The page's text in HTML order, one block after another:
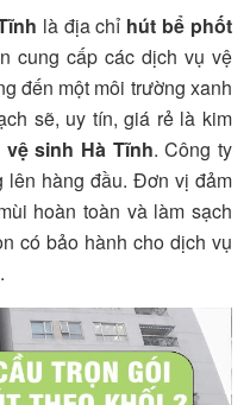
là địa chỉ hút bể phốt
cung cấp các dịch vụ vệ
đến một môi trường xanh
sẽ, uy tín, giá rẻ là kim
sinh Hà Tĩnh. Công ty
lên hàng đầu. Đơn vị đảm
hoàn toàn và làm sạch
có bảo hành cho dịch vụ